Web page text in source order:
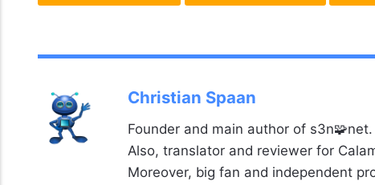
Christian Spaan
Founder and main author of
Also, translator and reviewer for
Moreover, big fan and independent